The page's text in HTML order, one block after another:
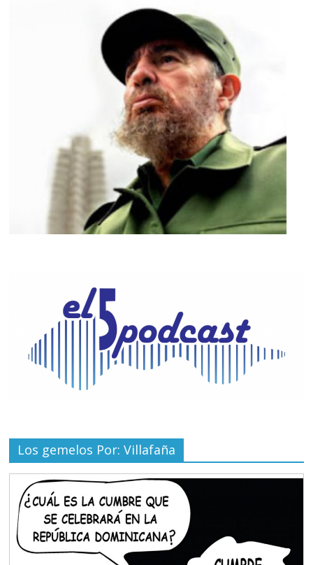
Los gemelos Por: Villafaña